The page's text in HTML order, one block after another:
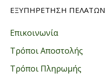
ΕΞΥΠΗΡΕΤΗΣΗ ΠΕΛΑΤΩΝ
Επικοινωνία
Τρόποι Αποστολής
Τρόποι Πληρωμής